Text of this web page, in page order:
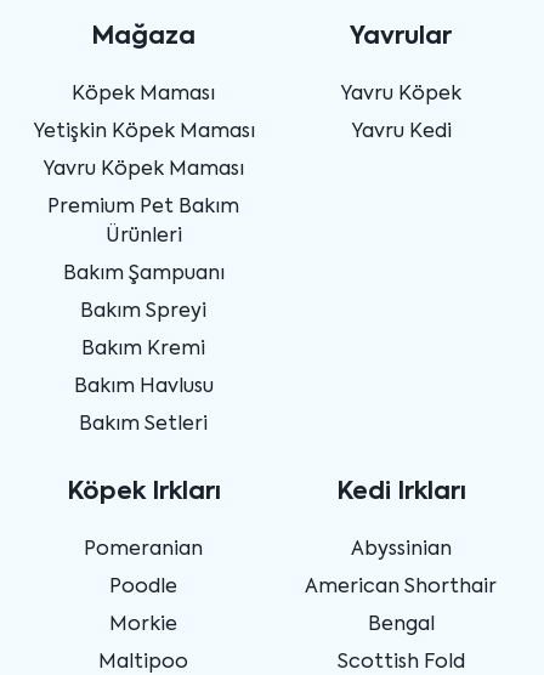
Mağaza
Köpek Maması
Yetişkin Köpek Maması
Yavru Köpek Maması
Premium Pet Bakım
Ürünleri
Bakım Şampuanı
Bakım Spreyi
Bakım Kremi
Bakım Havlusu
Bakım Setleri
Yavrular
Yavru Köpek
Yavru Kedi
Köpek Irkları
Pomeranian
Poodle
Morkie
Maltipoo
Kedi Irkları
Abyssinian
American Shorthair
Bengal
Scottish Fold